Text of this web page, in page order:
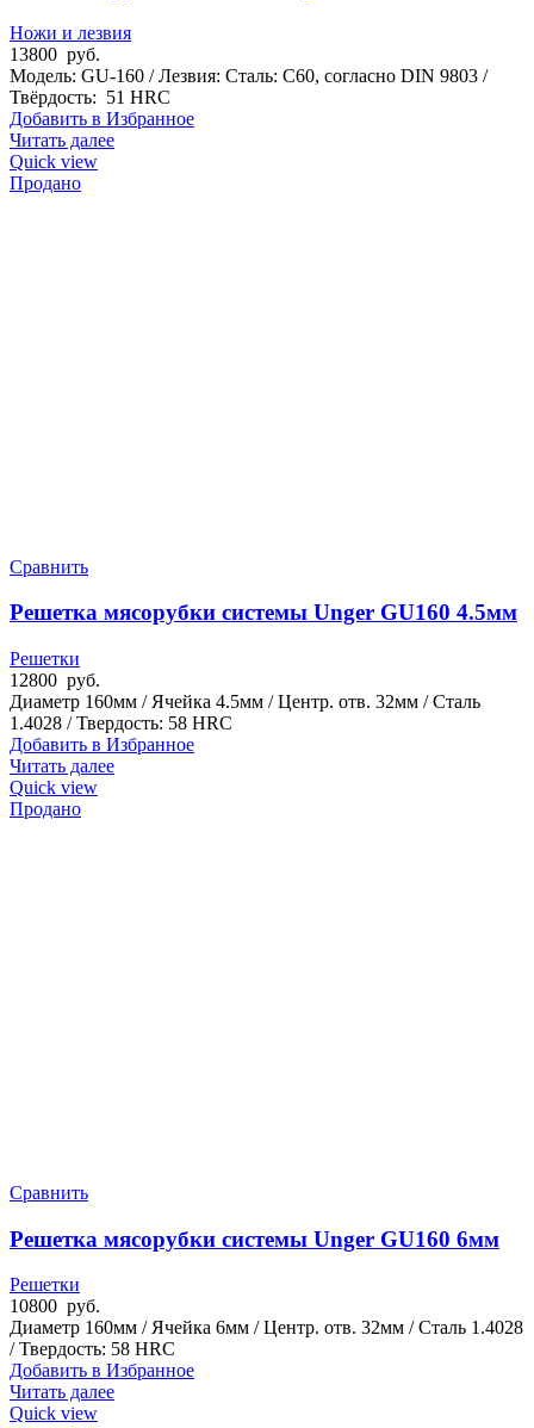
Ножи и лезвия
13800 руб.
Модель: GU-160 / Лезвия: Сталь: C60, согласно DIN 9803 /
Твёрдость: 51 HRC
Добавить в Избранное
Читать далее
Quick view
Продано
Сравнить
Решетка мясорубки системы Unger GU160 4.5мм
Решетки
12800 руб.
Диаметр 160мм / Ячейка 4.5мм / Центр. отв. 32мм / Сталь
1.4028 / Твердость: 58 HRC
Добавить в Избранное
Читать далее
Quick view
Продано
Сравнить
Решетка мясорубки системы Unger GU160 6мм
Решетки
10800 руб.
Диаметр 160мм / Ячейка 6мм / Центр. отв. 32мм / Сталь 1.4028
/ Твердость: 58 HRC
Добавить в Избранное
Читать далее
Quick view